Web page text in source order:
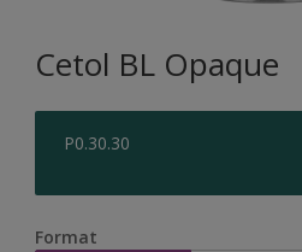
Cetol BL Opaque
P0.30.30
Format